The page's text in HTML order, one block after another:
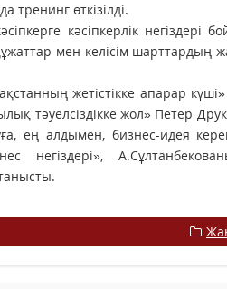
тренинг өткізілді.
кәсіпкерлік негіздері
мен келісім шарттардың
жетістікке апарар
тәуелсіздікке жол» Петер
ең алдымен, бизнес-идея
негіздері»,